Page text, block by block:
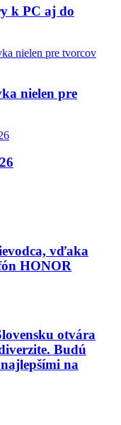
k PC aj do
nielen pre
vďaka
HONOR
otvára
Budú
na